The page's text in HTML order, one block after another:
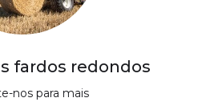
fardos redondos
nos para mais